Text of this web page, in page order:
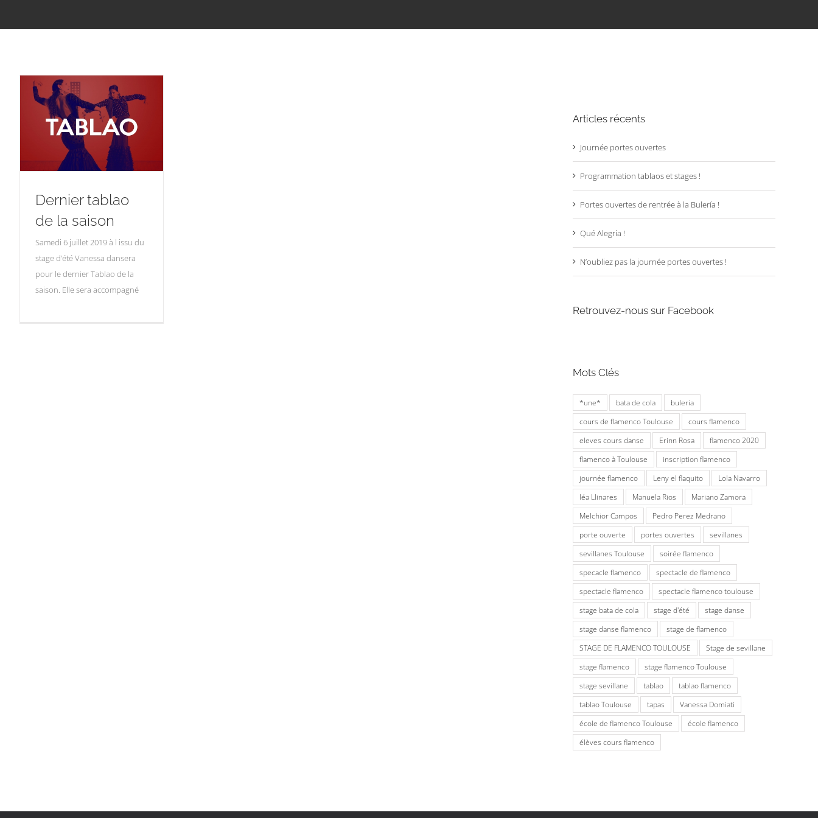
Dernier tablao
de la saison
Samedi 6 juillet 2019 à l issu du
stage d’été Vanessa dansera
pour le dernier Tablao de la
saison. Elle sera accompagné
Articles récents
Journée portes ouvertes
Programmation tablaos et stages !
Portes ouvertes de rentrée à la Bulería !
Qué Alegria !
N’oubliez pas la journée portes ouvertes !
Retrouvez-nous sur Facebook
Mots Clés
*une* bata de cola
buleria
cours de flamenco Toulouse
cours flamenco
eleves cours danse
Erinn Rosa
flamenco 2020
flamenco à Toulouse
inscription flamenco
journée flamenco
Leny el flaquito
Lola Navarro
léa Llinares
Manuela Rios
Mariano Zamora
Melchior Campos
Pedro Perez Medrano
porte ouverte
portes ouvertes
sevillanes
sevillanes Toulouse
soirée flamenco
specacle flamenco
spectacle de flamenco
spectacle flamenco
spectacle flamenco toulouse
stage bata de cola
stage d'été
stage danse
stage danse flamenco
stage de flamenco
STAGE DE FLAMENCO TOULOUSE
Stage de sevillane
stage flamenco
stage flamenco Toulouse
stage sevillane
tablao
tablao flamenco
tablao Toulouse
tapas
Vanessa Domiati
école de flamenco Toulouse
école flamenco
élèves cours flamenco